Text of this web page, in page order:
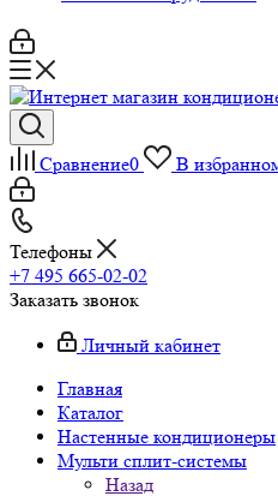
Сравнение0 В
Телефоны
+7 495 665-02-02
Заказать звонок
Личный кабинет
Главная
Каталог
Настенные кондиционеры
Мульти сплит-системы
Назад